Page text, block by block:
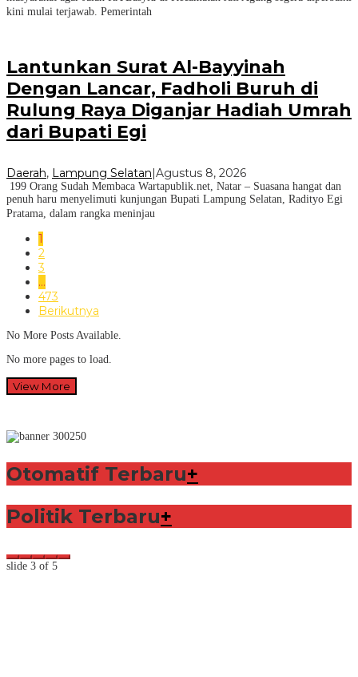
kini mulai terjawab. Pemerintah
Lantunkan Surat Al-Bayyinah
Dengan Lancar, Fadholi Buruh di
Rulung Raya Diganjar Hadiah Umrah
dari Bupati Egi
Daerah, Lampung Selatan Agustus 8, 2026
199 Orang Sudah Membaca Wartapublik.net, Natar – Suasana hangat dan
penuh haru menyelimuti kunjungan Bupati Lampung Selatan, Radityo Egi
Pratama, dalam rangka meninjau
1
2
3
…
473
Berikutnya
No More Posts Available.
No more pages to load.
View More
Otomatif Terbaru+
Politik Terbaru+
slide 3 of 5